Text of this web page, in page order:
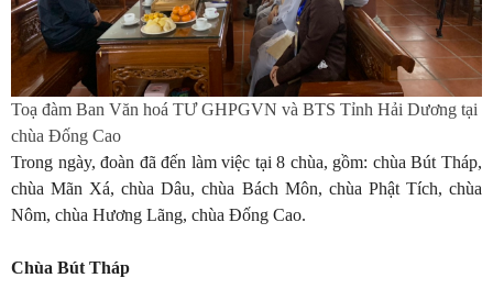
Toạ đàm Ban Văn hoá TƯ GHPGVN và BTS Tỉnh Hải Dương tại
chùa Đống Cao
Trong ngày, đoàn đã đến làm việc tại 8 chùa, gồm: chùa Bút Tháp,
chùa Mãn Xá, chùa Dâu, chùa Bách Môn, chùa Phật Tích, chùa
Nôm, chùa Hương Lãng, chùa Đống Cao.
Chùa Bút Tháp